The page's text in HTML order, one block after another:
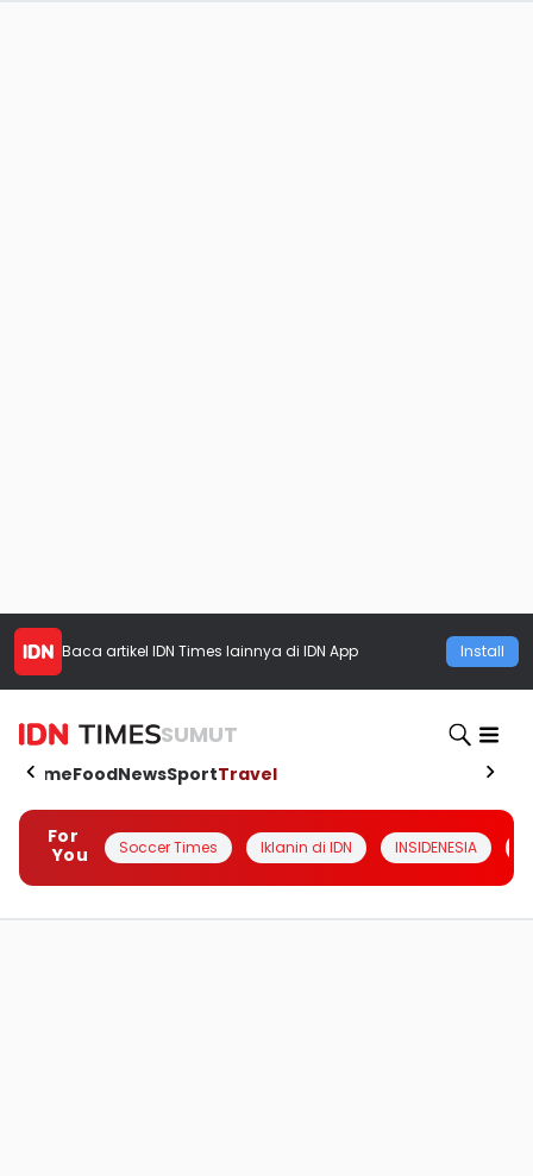
Baca artikel IDN Times lainnya di IDN App Install
SUMUT
HomeFoodNewsSportTravel
For
You
Soccer Times Iklanin di IDN INSIDENESIA